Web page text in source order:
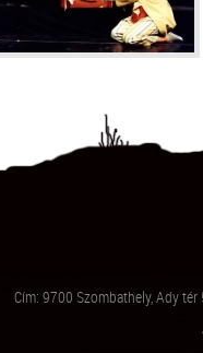
Cím: 9700 Szombathely, Ady